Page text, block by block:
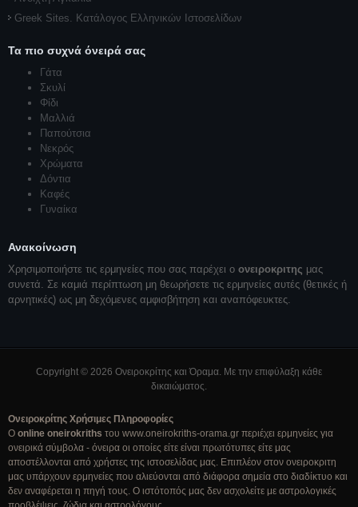
Greek Sites. Κατάλογος Ελληνικών Ιστοσελίδων
Τα πιο συχνά όνειρά σας
Γάτα
Σκυλί
Φίδι
Μαλλιά
Παπούτσια
Νεκρός
Χρώματα
Δόντια
Καφές
Γυναίκα
Ανακοίνωση
Χρησιμοποιήστε τις ερμηνείες που σας παρέχει ο ονειροκριτης μας
συνετά. Σε καμιά περίπτωση μη θεωρήσετε τις ερμηνείες αυτές (θετικές ή
αρνητικές) ως μη δεχόμενες αμφισβήτηση και αναπόφευκτες.
Copyright © 2026 Ονειροκρίτης και Όραμα. Με την επιφύλαξη κάθε
δικαιώματος.
Ονειροκρίτης Χρήσιμες Πληροφορίες
Ο online oneirokriths του www.oneirokriths-orama.gr περιέχει ερμηνείες για
ονειρικά σύμβολα - όνειρα οι οποίες είτε είναι πρωτότυπες είτε μας
αποστέλλονται από χρήστες της ιστοσελίδας μας. Επιπλέον στον ονειροκριτη
μας υπάρχουν ερμηνείες που αλιεύονται από διάφορα σημεία στο διαδίκτυο και
δεν αναφέρεται η πηγή τους. Ο ιστότοπός μας δεν ασχολείτε με αστρολογικές